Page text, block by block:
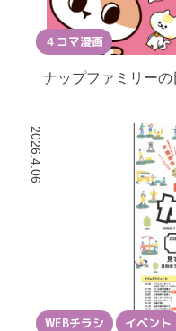
４コマ漫画
ナップファミリーの
2026.4.06
WEBチラシ イベント